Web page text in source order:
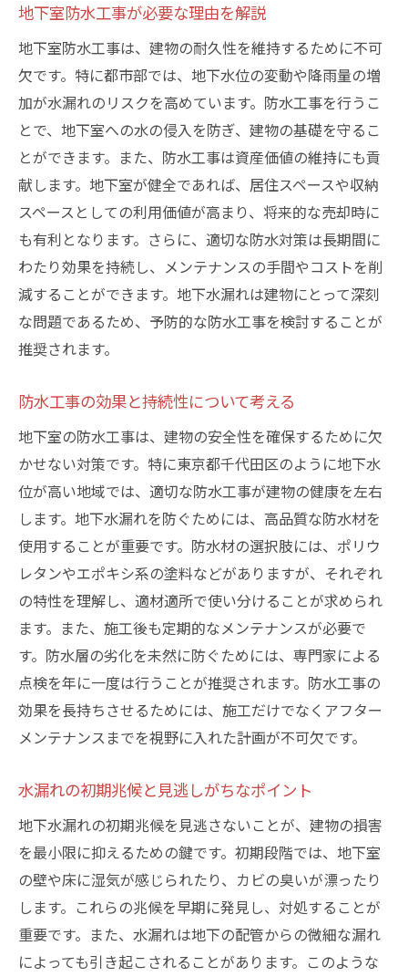
千代田区での施工事例から学ぶポイント
専門家による地下防水施工が重要な理由
専門家の知識と経験がもたらす安心感
DIY防水施工の限界とリスク
プロによる診断の精度と信頼性
専門家選びのポイントと注意事項
施工後の保証とアフターサービス
成功事例を基にした専門的なアドバイス
地下水漏れの原因を知り予防策を考える
地下水漏れの主な原因とその特徴
自然環境が及ぼす影響と対応策
予防に必要な日常的な管理方法
千代田区での特異な原因と対応策
トラブル発生時の初期対応法
千代田区での地下室防水工事成功事例から学ぶ
成功事例から学ぶ防水工事のポイント
効果的な工法と技術の選び方
住民の声から見る満足度と改善点
成功事例におけるコストと効果のバランス
失敗しないための注意点と教訓
地域特性を考慮した施工の重要性
地下水漏れを未然に防ぐためのポイント
日常的な点検と早期発見の重要性
長持ちする防水対策のコツ
季節ごとの注意点と準備
専門家による定期診断の活用法
住まいを守るための共同対策
効果的な地下室防水で安心な住まいを築く
長期的な資産価値を守るための防水対策
地下室防水工事が必要な理由を解説
地下室防水工事は、建物の耐久性を維持するために不可
欠です。特に都市部では、地下水位の変動や降雨量の増
加が水漏れのリスクを高めています。防水工事を行うこ
とで、地下室への水の侵入を防ぎ、建物の基礎を守るこ
とができます。また、防水工事は資産価値の維持にも貢
献します。地下室が健全であれば、居住スペースや収納
スペースとしての利用価値が高まり、将来的な売却時に
も有利となります。さらに、適切な防水対策は長期間に
わたり効果を持続し、メンテナンスの手間やコストを削
減することができます。地下水漏れは建物にとって深刻
な問題であるため、予防的な防水工事を検討することが
推奨されます。
防水工事の効果と持続性について考える
地下室の防水工事は、建物の安全性を確保するために欠
かせない対策です。特に東京都千代田区のように地下水
位が高い地域では、適切な防水工事が建物の健康を左右
します。地下水漏れを防ぐためには、高品質な防水材を
使用することが重要です。防水材の選択肢には、ポリウ
レタンやエポキシ系の塗料などがありますが、それぞれ
の特性を理解し、適材適所で使い分けることが求められ
ます。また、施工後も定期的なメンテナンスが必要で
す。防水層の劣化を未然に防ぐためには、専門家による
点検を年に一度は行うことが推奨されます。防水工事の
効果を長持ちさせるためには、施工だけでなくアフター
メンテナンスまでを視野に入れた計画が不可欠です。
水漏れの初期兆候と見逃しがちなポイント
地下水漏れの初期兆候を見逃さないことが、建物の損害
を最小限に抑えるための鍵です。初期段階では、地下室
の壁や床に湿気が感じられたり、カビの臭いが漂ったり
します。これらの兆候を早期に発見し、対処することが
重要です。また、水漏れは地下の配管からの微細な漏れ
によっても引き起こされることがあります。このような